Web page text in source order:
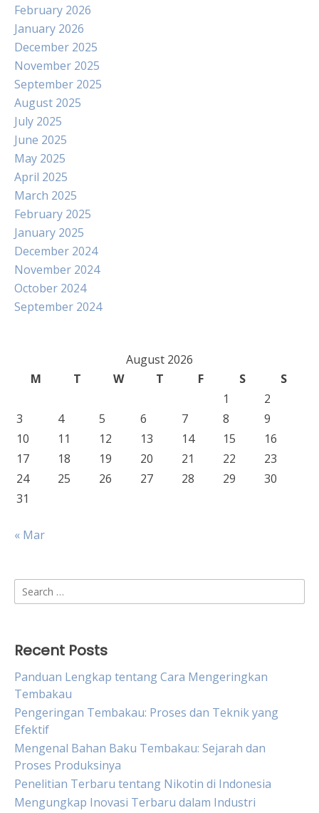
February 2026
January 2026
December 2025
November 2025
September 2025
August 2025
July 2025
June 2025
May 2025
April 2025
March 2025
February 2025
January 2025
December 2024
November 2024
October 2024
September 2024
August 2026
M
T W T F S
S
1
2
3
4 5 6 7 8
9
10
11 12 13 14 15
16
17
18 19 20 21 22
23
24
25 26 27 28 29
30
31
« Mar
Search
for:
Recent Posts
Panduan Lengkap tentang Cara Mengeringkan
Tembakau
Pengeringan Tembakau: Proses dan Teknik yang
Efektif
Mengenal Bahan Baku Tembakau: Sejarah dan
Proses Produksinya
Penelitian Terbaru tentang Nikotin di Indonesia
Mengungkap Inovasi Terbaru dalam Industri